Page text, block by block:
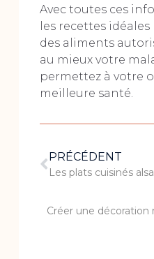
Avec toutes ces
les recettes
des aliments
au mieux votre
permettez à votre
meilleure santé.
PRÉCÉDENT